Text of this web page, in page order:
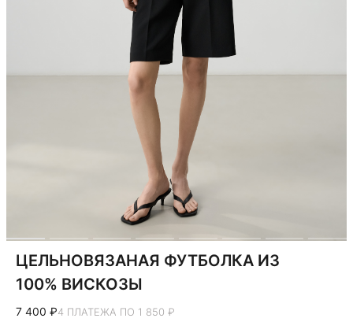
ЦЕЛЬНОВЯЗАНАЯ ФУТБОЛКА ИЗ
100% ВИСКОЗЫ
7 400 ₽4 ПЛАТЕЖА ПО 1 850 ₽